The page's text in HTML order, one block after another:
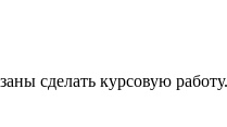
сделать курсовую